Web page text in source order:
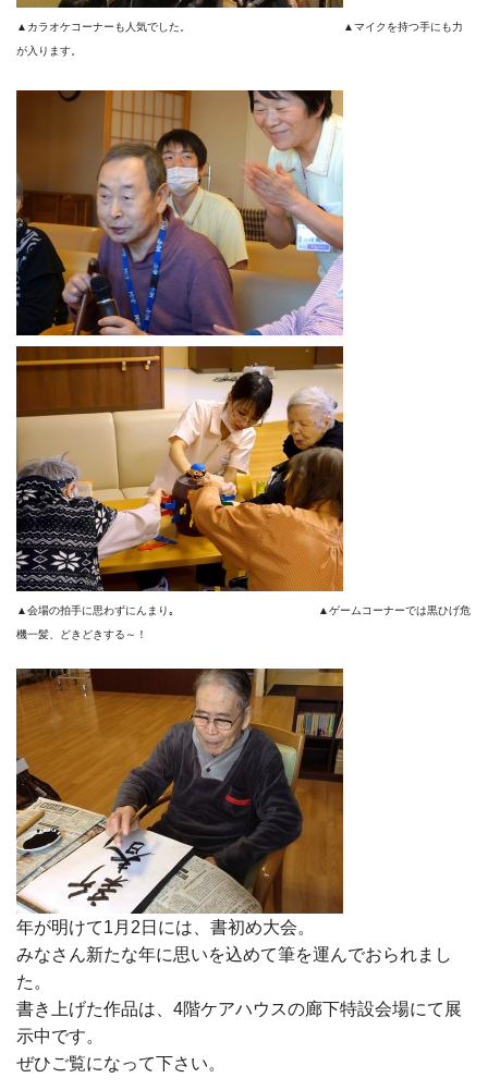
▲カラオケコーナーも人気でした。 ▲マイクを持つ手にも力
が入ります。
▲会場の拍手に思わずにんまり｡ ▲ゲームコーナーでは黒ひげ危
機一髪、どきどきする～！
年が明けて1月2日には、書初め大会。
みなさん新たな年に思いを込めて筆を運んでおられまし
た。
書き上げた作品は、4階ケアハウスの廊下特設会場にて展
示中です。
ぜひご覧になって下さい。